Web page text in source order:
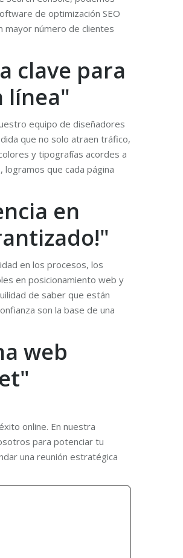
de optimización SEO
mayor número de clientes
clave para
línea"
equipo de diseñadores
que no solo atraen tráfico,
y tipografías acordes a
que cada página
en
en los procesos, los
en posicionamiento web y
de saber que están
son la base de una
web
online. En nuestra
para potenciar tu
una reunión estratégica